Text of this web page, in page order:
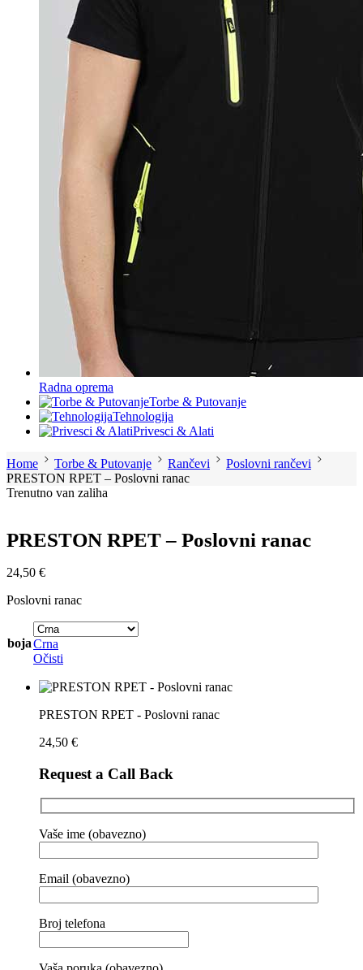
Radna oprema
Torbe & Putovanje
Tehnologija
Privesci & Alati
Home Torbe & Putovanje Rančevi
Poslovni rančevi
PRESTON RPET – Poslovni ranac
Trenutno van zaliha
PRESTON RPET – Poslovni ranac
24,50 €
Poslovni ranac
bojaCrna
Očisti
PRESTON RPET - Poslovni ranac
24,50 €
Request a Call Back
Vaše ime (obavezno)
Email (obavezno)
Broj telefona